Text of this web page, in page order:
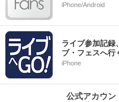
iPhone/Android
ライブ参加記録
ブ・フェスへ行
iPhone
公式アカウン